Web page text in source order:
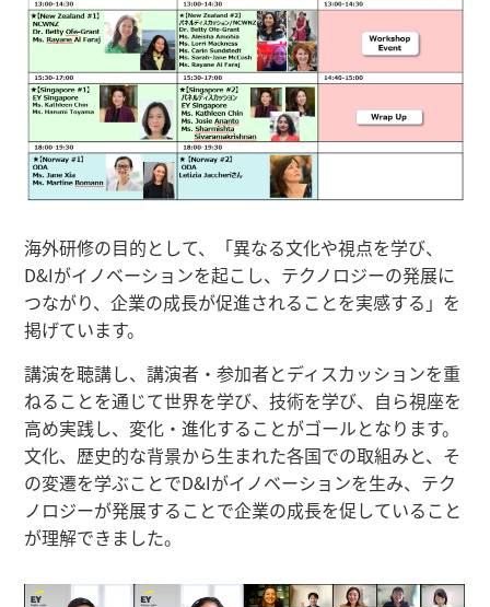
海外研修の目的として、「異なる文化や視点を学び、
D&Iがイノベーションを起こし、テクノロジーの発展に
つながり、企業の成長が促進されることを実感する」を
掲げています。
講演を聴講し、講演者・参加者とディスカッションを重
ねることを通じて世界を学び、技術を学び、自ら視座を
高め実践し、変化・進化することがゴールとなります。
文化、歴史的な背景から生まれた各国での取組みと、そ
の変遷を学ぶことでD&Iがイノベーションを生み、テク
ノロジーが発展することで企業の成長を促していること
が理解できました。